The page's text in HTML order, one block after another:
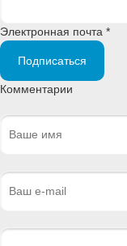
Электронная почта *
Подписаться
Комментарии